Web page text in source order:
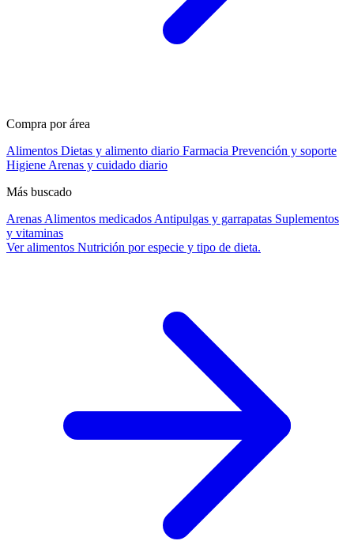
Compra por área
Alimentos Dietas y alimento diario Farmacia Prevención y soporte
Higiene Arenas y cuidado diario
Más buscado
Arenas Alimentos medicados Antipulgas y garrapatas Suplementos
y vitaminas
Ver alimentos Nutrición por especie y tipo de dieta.